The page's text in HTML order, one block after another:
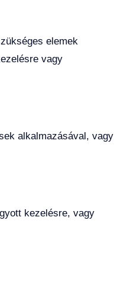
elemek
vagy
alkalmazásával, vagy
kezelésre, vagy